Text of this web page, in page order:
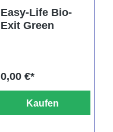
Easy-Life Bio-
Exit Green
0,00 €*
Kaufen